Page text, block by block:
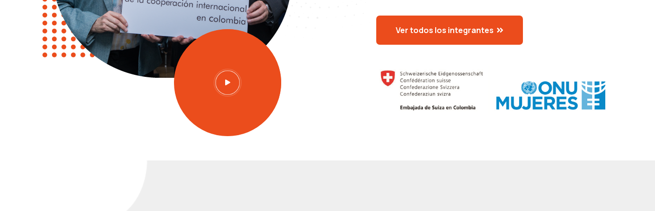
Ver todos los integrantes